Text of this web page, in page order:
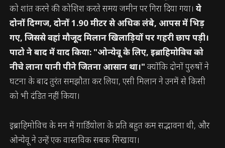
को शांत करने की कोशिश करते समय जमीन पर गिरा दिया गया।ये
दोनों दिग्गज, दोनों 1.90 मीटर से अधिक लंबे, आपस में भिड़
गए, जिससे वहां मौजूद मिलान खिलाड़ियों पर गहरी छाप पड़ी।
पाटो ने बाद में याद किया: "ओन्येवू के लिए, इब्राहिमोविच को
नीचे लाना पानी पीने जितना आसान था।"क्योंकि दोनों पुरुषों ने
घटना के बाद तुरंत समझौता कर लिया, एसी मिलान ने उनमें से किसी
को भी दंडित नहीं किया।
इब्राहिमोविच के मन में गार्डियोला के प्रति बहुत कम सद्भावना थी, और
ओन्येवू ने उन्हें एक वास्तविक सबक सिखाया।